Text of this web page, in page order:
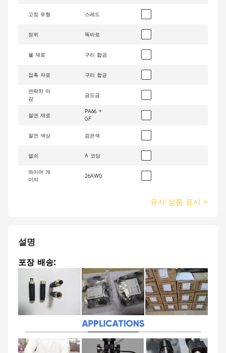
고정 유형 스레드
정위 똑바로
쉘 재료 구리 합금
접촉 자료 구리 합금
연락처 마
감
금도금
절연 재료
PA66 +
GF
절연 색상 검은색
열쇠 A 코딩
와이어 게
이지
26AWG
유사 상품 표시 >
설명
포장 배송: